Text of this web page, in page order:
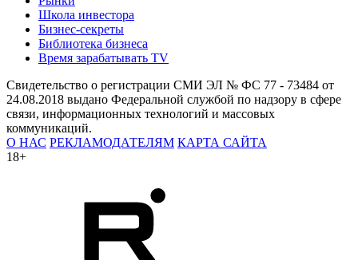
Школа инвестора
Бизнес-секреты
Библиотека бизнеса
Время зарабатывать TV
Свидетельство о регистрации СМИ ЭЛ № ФС 77 - 73484 от
24.08.2018 выдано Федеральной службой по надзору в сфере
связи, информационных технологий и массовых
коммуникаций.
О НАС РЕКЛАМОДАТЕЛЯМ КАРТА САЙТА
18+